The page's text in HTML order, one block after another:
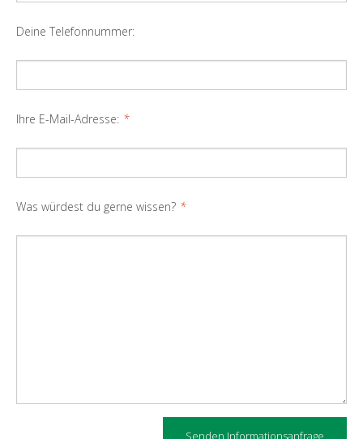
Deine Telefonnummer:
Ihre E-Mail-Adresse: *
Was würdest du gerne wissen? *